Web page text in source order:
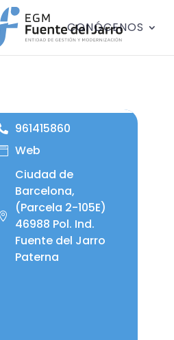
CONÓCENOS
961415860
Web
Ciudad de
Barcelona,
(Parcela 2-105E)
46988 Pol. Ind.
Fuente del Jarro
Paterna